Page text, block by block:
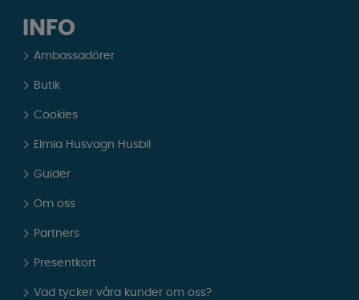
INFO
Ambassadörer
Butik
Cookies
Elmia Husvagn Husbil
Guider
Om oss
Partners
Presentkort
Vad tycker våra kunder om oss?